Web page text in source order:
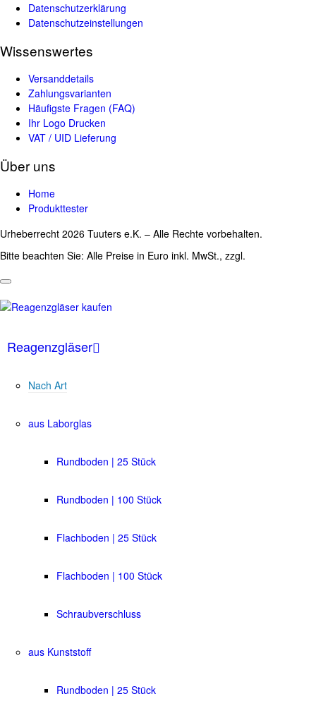
Datenschutzerklärung
Datenschutzeinstellungen
Wissenswertes
Versanddetails
Zahlungsvarianten
Häufigste Fragen (FAQ)
Ihr Logo Drucken
VAT / UID Lieferung
Über uns
Home
Produkttester
Urheberrecht 2026 Tuuters e.K. – Alle Rechte vorbehalten.
Bitte beachten Sie: Alle Preise in Euro inkl. MwSt., zzgl.
Reagenzgläser
Nach Art
aus Laborglas
Rundboden | 25 Stück
Rundboden | 100 Stück
Flachboden | 25 Stück
Flachboden | 100 Stück
Schraubverschluss
aus Kunststoff
Rundboden | 25 Stück